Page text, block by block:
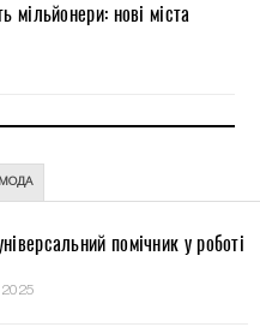
мільйонери: нові міста
МОДА
помічник у роботі
2025